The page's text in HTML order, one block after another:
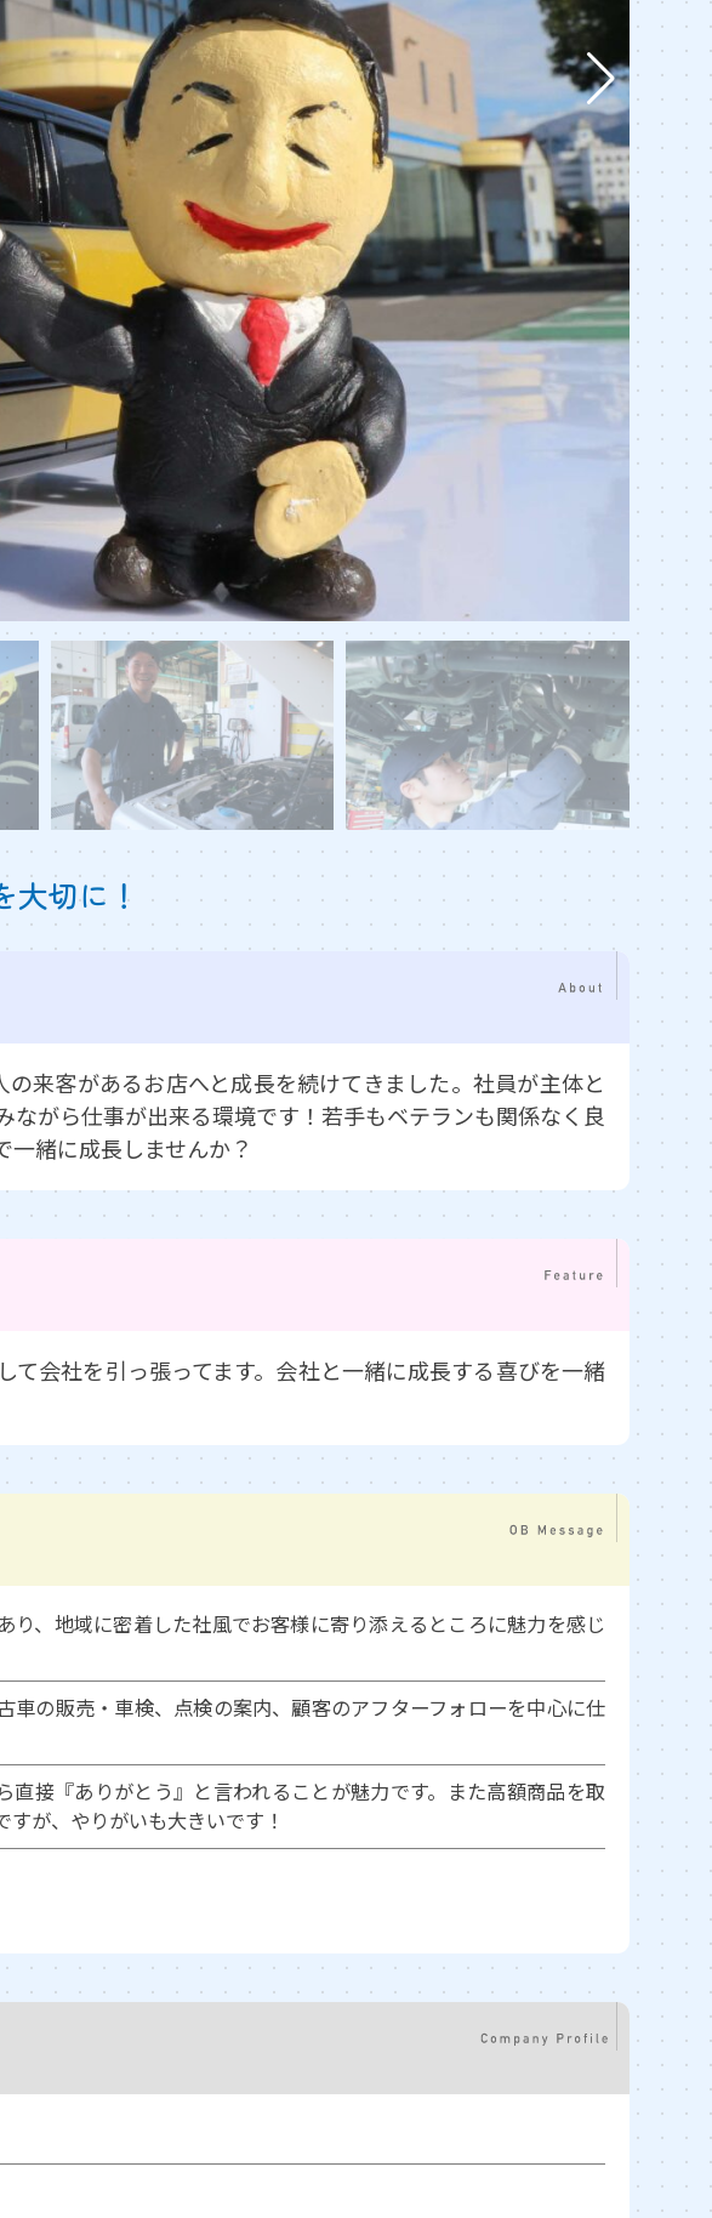
大切に！
来客があるお店へと成長を続けてきました。社員が主体と
がら仕事が出来る環境です！若手もベテランも関係なく良
一緒に成長しませんか？
会社を引っ張ってます。会社と一緒に成長する喜びを一緒
り、地域に密着した社風でお客様に寄り添えるところに魅力を感じ
車の販売・車検、点検の案内、顧客のアフターフォローを中心に仕
直接『ありがとう』と言われることが魅力です。また高額商品を取
すが、やりがいも大きいです！